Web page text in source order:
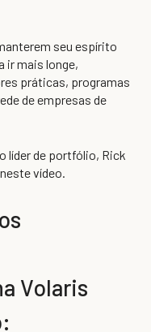
seu espírito
ir mais longe,
práticas, programas
de empresas de
o líder de portfólio, Rick
vídeo.
Volaris